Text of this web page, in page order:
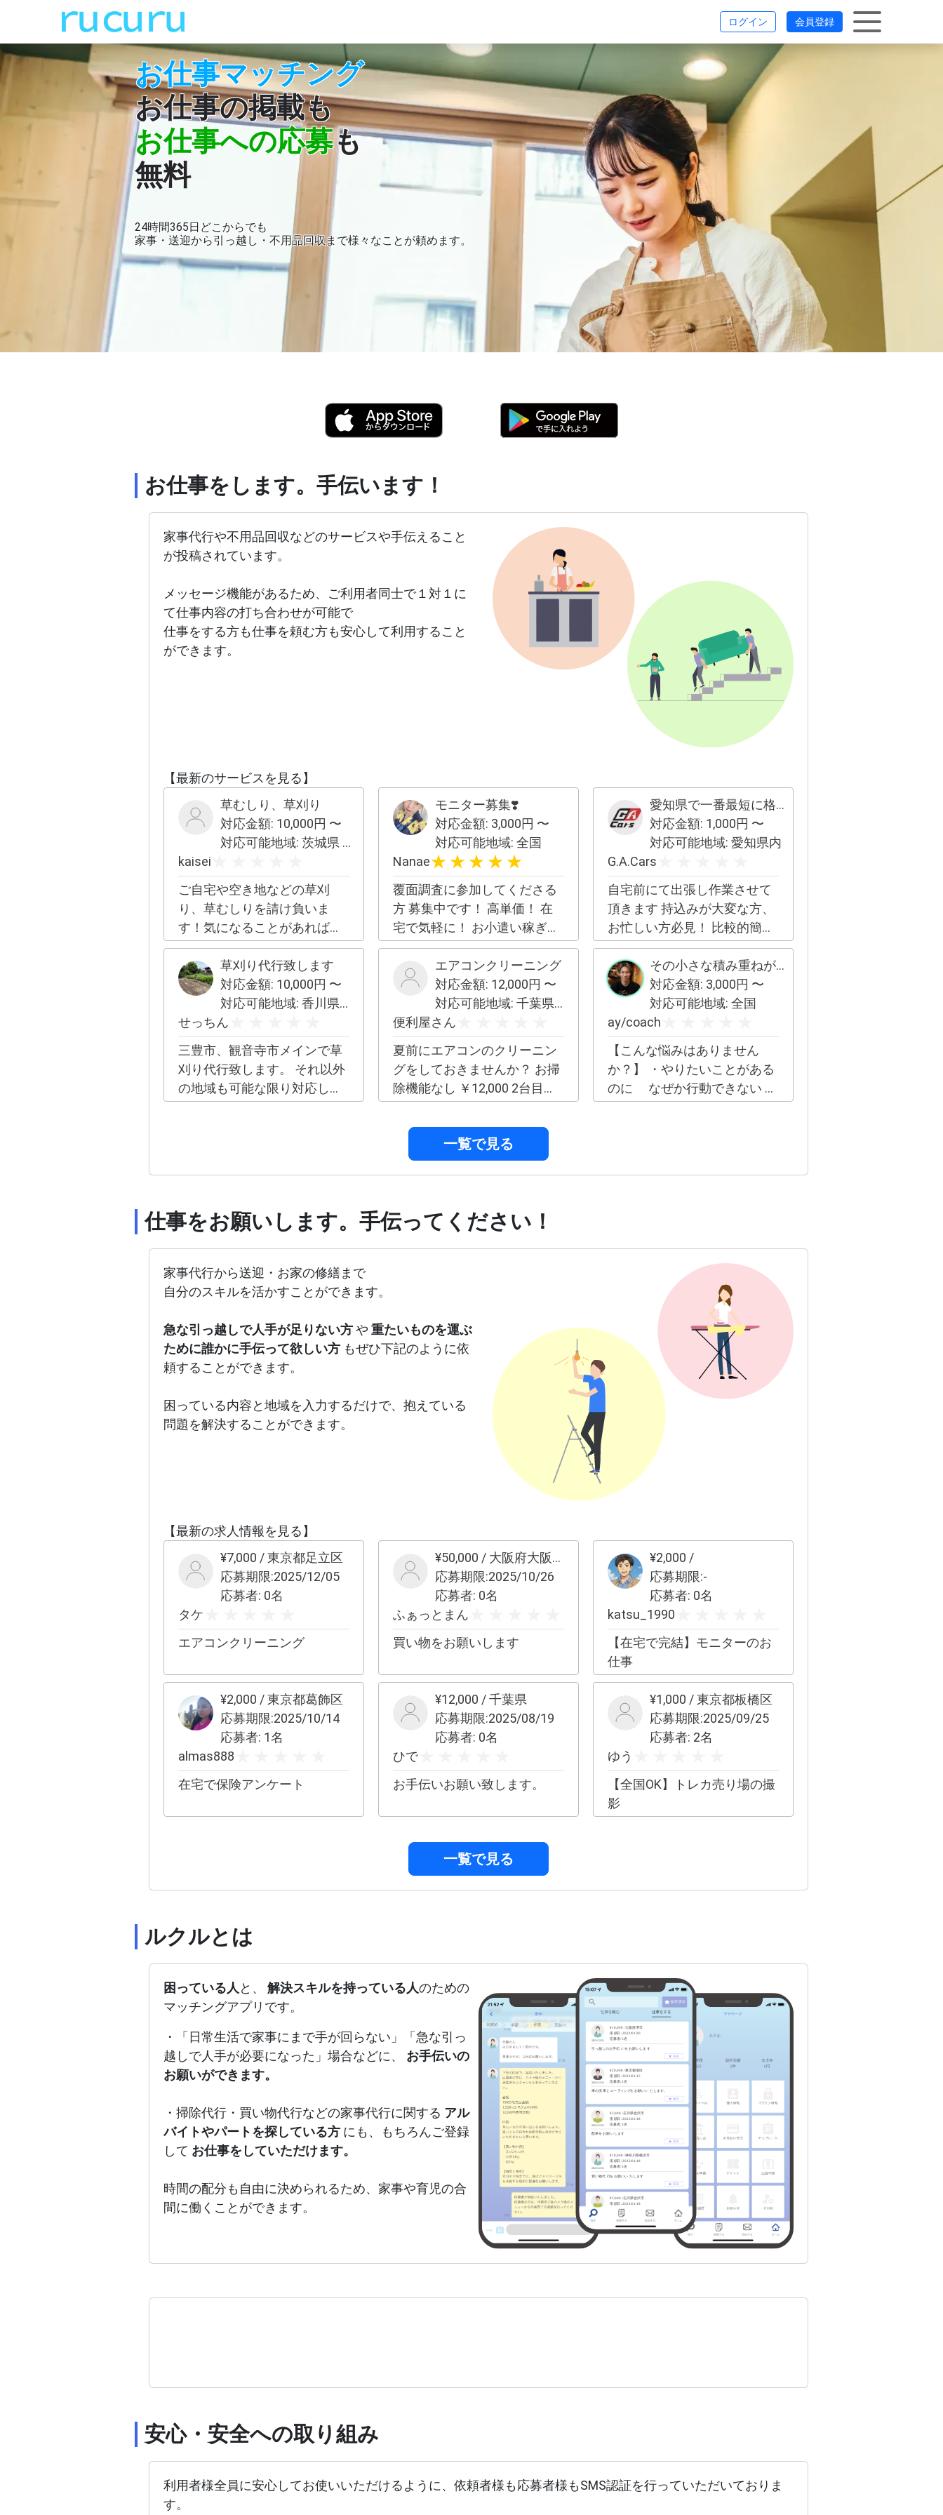
ログイン 会員登録
お仕事マッチング
お仕事の掲載も
お仕事への応募も
無料
24時間365日どこからでも
家事・送迎から引っ越し・不用品回収まで様々なことが頼めます。
お仕事をします。手伝います！
家事代行や不用品回収などのサービスや手伝えること
が投稿されています。
メッセージ機能があるため、ご利用者同士で１対１に
て仕事内容の打ち合わせが可能で
仕事をする方も仕事を頼む方も安心して利用すること
ができます。
【最新のサービスを見る】
草むしり、草刈り
対応金額: 10,000円 〜
対応可能地域: 茨城県 県北・県央 その他応相談
kaisei
ご自宅や空き地などの草刈
り、草むしりを請け負いま
す！気になることがあれば、
お気軽にお声掛け下さい！
モニター募集❣️
対応金額: 3,000円 〜
対応可能地域: 全国
Nanae
覆面調査に参加してくださる
方 募集中です！ 高単価！ 在
宅で気軽に！ お小遣い稼ぎ
に！ 興味ある方はお声掛けく
ださい😊
愛知県で一番最短に格安で自動車関連お受けします！
対応金額: 1,000円 〜
対応可能地域: 愛知県内
G.A.Cars
自宅前にて出張し作業させて
頂きます 持込みが大変な方、
お忙しい方必見！ 比較的簡単
な作業ならばなんでも請け負
います ☆整備工場では無いの
で出来ない作業も有ります ＊
例えば エンジンオイル交換な
らば、1L 1000円～ 軽自動車
ならば約2.5L（2500円＋工賃
1000円~）計3500円 フィルタ
ー交換有れば＋1200円 また他
に電装 (ドラレコ/レーダー/カ
スコーティングやボディのコ
ディスプレイオーディオ6000
自動車30000円〜普通車40000
円〜 たくさんのお問い合わせ
お待ちしております
草刈り代行致します
対応金額: 10,000円 〜
対応可能地域: 香川県三豊市、観音寺市
せっちん
三豊市、観音寺市メインで草
刈り代行致します。 それ以外
の地域も可能な限り対応しま
す。 定期的な草枯らしも可能
エアコンクリーニング
対応金額: 12,000円 〜
対応可能地域: 千葉県全域
便利屋さん
夏前にエアコンのクリーニン
グをしておきませんか？ お掃
除機能なし ￥12,000 2台目以
降¥9,800 お掃除機能付き
¥19,800 2台目以降¥17,800
その小さな積み重ねが、あなたの成果に必ず繋がります。
対応金額: 3,000円 〜
対応可能地域: 全国
ay/coach
【こんな悩みはありません
か？】 ・やりたいことがある
のに なぜか行動できない ・
毎日同じことの繰り返しで
サービスがお役に立てます。 -
現状のお悩みをじっくり聞か
せてください （焦らなくて
大丈夫です） ② 一緒に「本
当はどうなりたいか」を整理
小さな一歩」を一緒に見つけ
の行動目標を決めます --- 【こ
んな方に特におすすめです】
・「頑張りたいけど空回りし
えたいけど何から始めればい
いかわからない」方 ・「お金
や仕事の将来が不安」な方 ・
「毎日モヤモヤしたまま時間
が過ぎていく」方 年齢・性
別・職業は問いません。 一人
で抱え込まず、まずは話して
みてください。 --- 【提供メニ
ューと料金】 ✔︎ お試しセッシ
ョン 60分 ¥3,000円 「ど
んな感じか試してみたい」方
へ まずはここから始めまし
ょう ✔︎ 月次サポートプラン
週1回60分×4回 ¥20,000 継
続して変化を実感したい方へ
辺） どちらも対応可能です。
遠方の方もオンラインで 全国
どこからでもご利用いただけ
ます。 --- 【最後に】 コーチ
ングは 「弱い人が受けるも
の」じゃありません。 「本気
で変わりたい人」が受けるも
のです。 あなたが今ここを読
んでいるということは きっと
何か変えたいことがあるは
ず。 その気持ち、大切にして
ください。 まずは気軽にメッ
セージをください。 一緒に、
あなただけの「次の一歩」を
見つけましょう。 お待ちして
います。
一覧で見る
仕事をお願いします。手伝ってください！
家事代行から送迎・お家の修繕まで
自分のスキルを活かすことができます。
急な引っ越しで人手が足りない方や 重たいものを運ぶ
ために誰かに手伝って欲しい方 もぜひ下記のように依
頼することができます。
困っている内容と地域を入力するだけで、抱えている
問題を解決することができます。
【最新の求人情報を見る】
¥7,000 /東京都足立区
応募期限:2025/12/05
応募者: 0名
タケ
エアコンクリーニング
¥50,000 / 大阪府大阪市北区
応募期限:2025/10/26
応募者: 0名
ふぁっとまん
買い物をお願いします
¥2,000 /
応募期限:-
応募者: 0名
katsu_1990
【在宅で完結】モニターのお
仕事
¥2,000 /東京都葛飾区
応募期限:2025/10/14
応募者: 1名
almas888
在宅で保険アンケート
¥12,000 /千葉県
応募期限:2025/08/19
応募者: 0名
ひで
お手伝いお願い致します。
¥1,000 /東京都板橋区
応募期限:2025/09/25
応募者: 2名
ゆう
【全国OK】トレカ売り場の撮
影
一覧で見る
ルクルとは
困っている人 と、 解決スキルを持っている人のための
マッチングアプリです。
・「日常生活で家事にまで手が回らない」「急な引っ
越しで人手が必要になった」場合などに、 お手伝いの
お願いができます。
・掃除代行・買い物代行などの家事代行に関する アル
バイトやパートを探している方 にも、もちろんご登録
して お仕事をしていただけます。
時間の配分も自由に決められるため、家事や育児の合
間に働くことができます。
安心・安全への取り組み
利用者様全員に安心してお使いいただけるように、依頼者様も応募者様もSMS認証を行っていただいておりま
す。